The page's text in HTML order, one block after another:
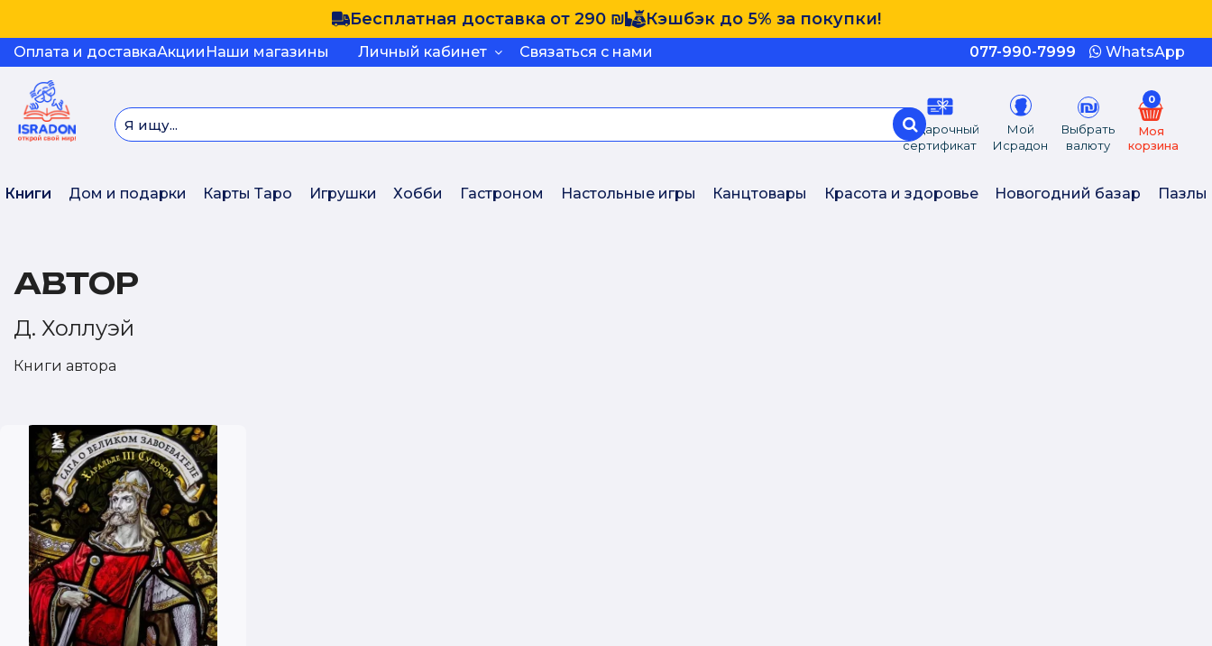
Бесплатная доставка от 290 ₪ Кэшбэк до 5% за покупки!
Оплата и доставкаАкции Наши магазины Личный кабинет Связаться с нами 077-990-7999 WhatsApp
Подарочный
сертификат
Мой
Исрадон
Выбрать
валюту
0
Моя
корзина
Книги Дом и подарки Карты Таро Игрушки Хобби Гастроном Настольные игры Канцтовары Красота и здоровье Новогодний базар Пазлы
АВТОР
Д. Холлуэй
Книги автора